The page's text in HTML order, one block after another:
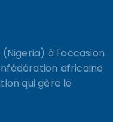
(Nigeria) à l'occasion
africaine
qui gère le